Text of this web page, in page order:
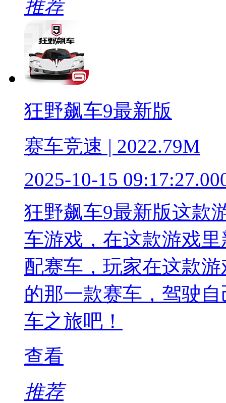
推荐
狂野飙车9最新版
赛车竞速 | 2022.79M
2025-10-15
狂野飙车9最新版这款
车游戏，在这款游戏
配赛车，玩家在这款
的那一款赛车，驾驶
车之旅吧！
查看
推荐